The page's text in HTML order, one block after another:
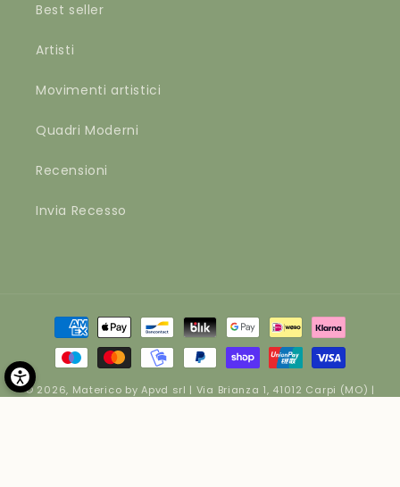
Best seller
Artisti
Movimenti artistici
Quadri Moderni
Recensioni
Invia Recesso
Metodi
pagamento
© 2026, Materico by Apvd srl | Via Brianza 1, 41012 Carpi (MO) |